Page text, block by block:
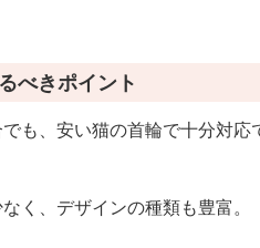
べきポイント
も、安い猫の首輪で十分対応
く、デザインの種類も豊富。